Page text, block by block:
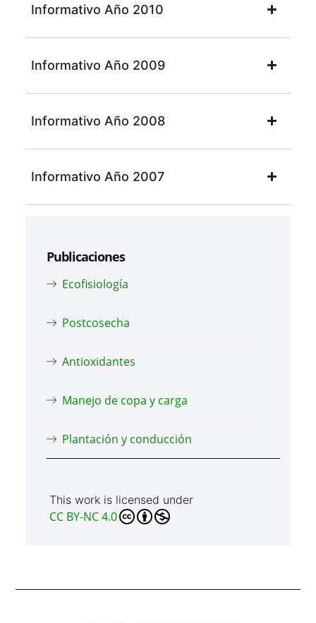
Informativo Año 2010
Informativo Año 2009
Informativo Año 2008
Informativo Año 2007
Publicaciones
Ecofisiología
Postcosecha
Antioxidantes
Manejo de copa y carga
Plantación y conducción
This work is licensed under
CC BY-NC 4.0